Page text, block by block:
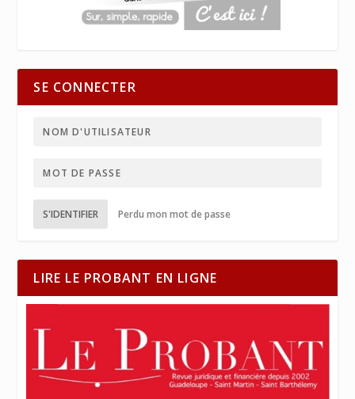
SE CONNECTER
S'IDENTIFIER Perdu mon mot de passe
LIRE LE PROBANT EN LIGNE